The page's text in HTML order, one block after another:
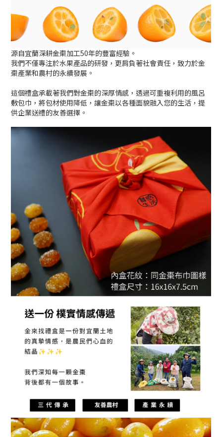
源自宜蘭深耕金棗加工50年的豐富經驗。
我們不僅專注於水果產品的研發，更肩負著社會責任，致力於金
棗產業和農村的永續發展。
這個禮盒承載著我們對金棗的深厚情感，透過可重複利用的風呂
敷包巾，將包材使用降低，讓金棗以各種面貌融入您的生活，提
供企業送禮的友善選擇。